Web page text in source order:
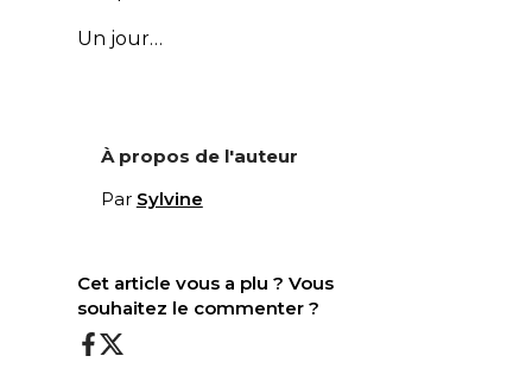
Un jour…
À propos de l'auteur
Par Sylvine
Cet article vous a plu ? Vous
souhaitez le commenter ?